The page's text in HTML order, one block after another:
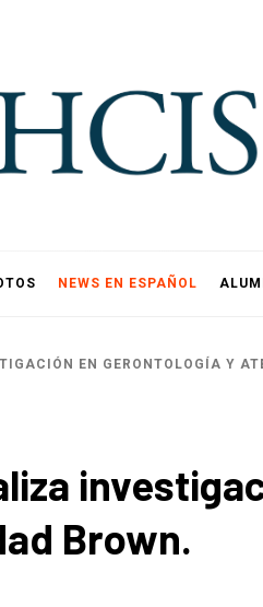
NEWS EN ESPAÑOL
EN GERONTOLOGÍA Y
Brown.